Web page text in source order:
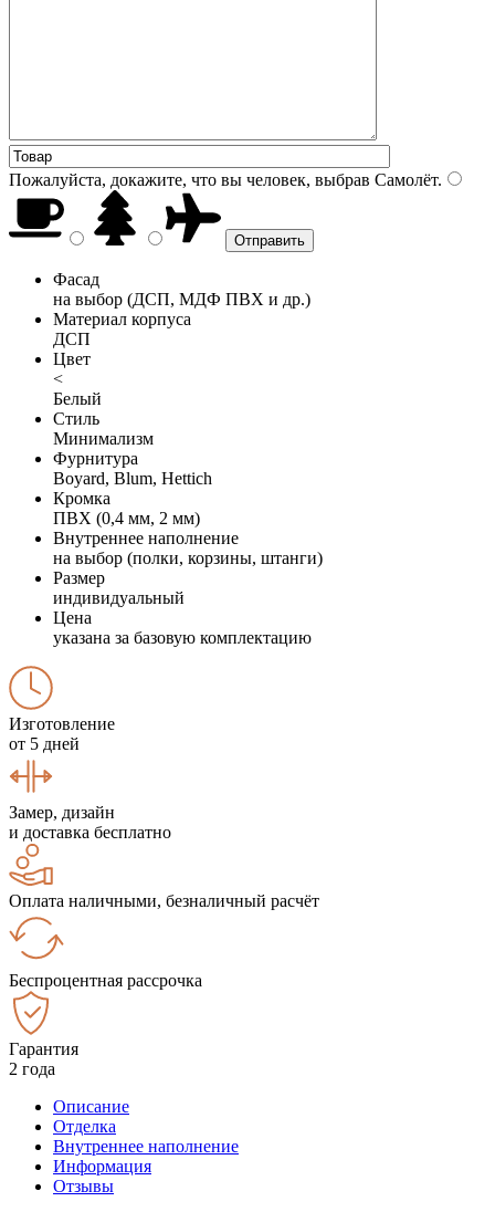
Пожалуйста, докажите, что вы человек, выбрав Самолёт.
Фасад
на выбор (ДСП, МДФ ПВХ и др.)
Материал корпуса
ДСП
Цвет
<
Белый
Стиль
Минимализм
Фурнитура
Boyard, Blum, Hettich
Кромка
ПВХ (0,4 мм, 2 мм)
Внутреннее наполнение
на выбор (полки, корзины, штанги)
Размер
индивидуальный
Цена
указана за базовую комплектацию
Изготовление
от 5 дней
Замер, дизайн
и доставка бесплатно
Оплата наличными, безналичный расчёт
Беспроцентная рассрочка
Гарантия
2 года
Описание
Отделка
Внутреннее наполнение
Информация
Отзывы